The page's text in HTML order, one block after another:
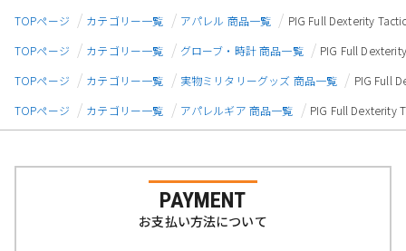
TOPページ
カテゴリー一覧 アパレル 商品一覧
PIG Full Dexterity
TOPページ
カテゴリー一覧 グローブ・時計 商品一覧
PIG Full
TOPページ
カテゴリー一覧 実物ミリタリーグッズ 商品一覧
PIG Full
TOPページ
カテゴリー一覧 アパレルギア 商品一覧 PIG Full Dexterity
PAYMENT
お支払い方法について